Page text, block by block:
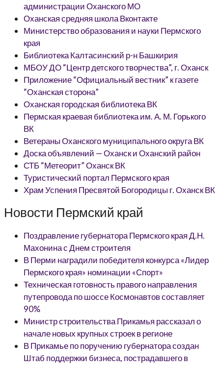
администрации Оханского МО
Оханская средняя школа Вконтакте
Министерство образования и науки Пермского
края
Библиотека Калтасинский р-н Башкирия
МБОУ ДО “Центр детского творчества”, г. Оханск
Приложение “Официальный вестник” к газете
“Оханская сторона”
Оханская городская библиотека ВК
Пермская краевая библиотека им. А. М. Горького
ВК
Ветераны Оханского муниципального округа ВК
Доска объявлений — Оханск и Оханский район
СТБ “Метеорит” Оханск ВК
Туристический портал Пермского края
Храм Успения Пресвятой Богородицы г. Оханск ВК
Новости Пермский край
Поздравление губернатора Пермского края Д.Н.
Махонина с Днем строителя
В Перми наградили победителя конкурса «Лидер
Пермского края» номинации «Спорт»
Техническая готовность правого направления
путепровода по шоссе Космонавтов составляет
90%
Министр строительства Прикамья рассказал о
начале новых крупных строек в регионе
В Прикамье по поручению губернатора создан
Штаб поддержки бизнеса, пострадавшего в